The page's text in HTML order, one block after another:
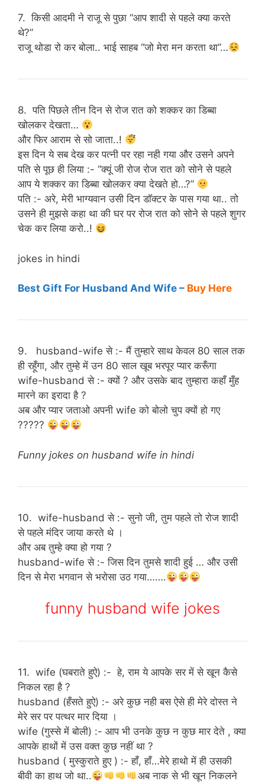
7. किसी आदमी ने राजू से पुछा “आप शादी से पहले क्या करते
थे?”
राजू थोडा रो कर बोला.. भाई साहब “जो मेरा मन करता था”…
8. पति पिछले तीन दिन से रोज रात को शक्कर का डिब्बा
खोलकर देखता…
और फिर आराम से सो जाता..!
इस दिन ये सब देख कर पत्नी पर रहा नही गया और उसने अपने
पति से पूछ ही लिया :- “क्यूं जी रोज रोज रात को सोने से पहले
आप ये शक्कर का डिब्बा खोलकर क्या देखते हो…?”
पति :- अरे, मेरी भाग्यवान उसी दिन डाॅक्टर के पास गया था.. तो
उसने ही मुझसे कहा था की घर पर रोज रात को सोने से पहले शुगर
चेक कर लिया करो..!
jokes in hindi
Best Gift For Husband And Wife – Buy Here
9. husband-wife से :- मैं तुम्हारे साथ केवल 80 साल तक
ही रहूँगा, और तुम्हे में उन 80 साल खूब भरपूर प्यार करूँगा
wife-husband से :- क्यों ? और उसके बाद तुम्हारा कहाँ मुँह
मारने का इरादा है ?
अब और प्यार जताओ अपनी wife को बोलो चुप क्यों हो गए
?????
Funny jokes on husband wife in hindi
10. wife-husband से :- सुनो जी, तुम पहले तो रोज शादी
से पहले मंदिर जाया करते थे ।
और अब तुम्हे क्या हो गया ?
husband-wife से :- जिस दिन तुमसे शादी हुई … और उसी
दिन से मेरा भगवान से भरोसा उठ गया…….
funny husband wife jokes
11. wife (घबराते हुऐ) :- हे, राम ये आपके सर में से खून कैसे
निकल रहा है ?
husband (हँसते हुऐ) :- अरे कुछ नही बस ऐसे ही मेरे दोस्त ने
मेरे सर पर पत्थर मार दिया ।
wife (गुस्से में बोली) :- आप भी उनके कुछ न कुछ मार देते , क्या
आपके हाथों में उस वक्त कुछ नहीं था ?
husband ( मुस्कुराते हुए ) :- हाँ, हाँ…मेरे हाथो में ही उसकी
बीवी का हाथ जो था..
अब नाक से भी खून निकलने